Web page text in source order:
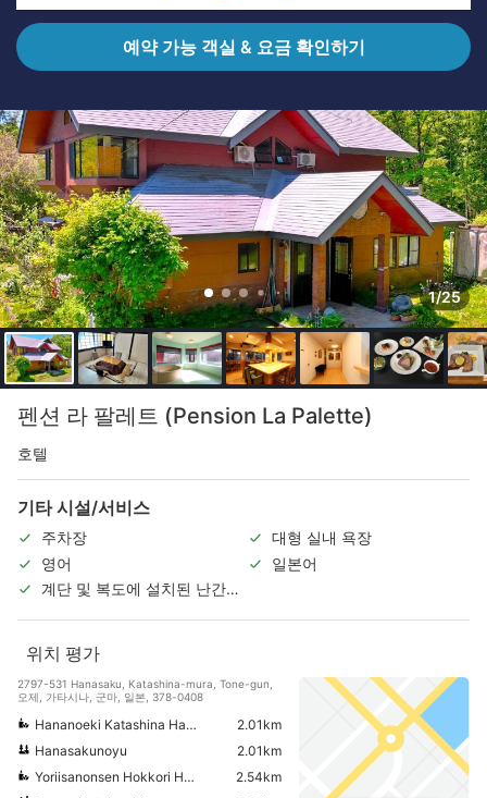
예약 가능 객실 & 요금 확인하기
1/25
펜션 라 팔레트 (Pension La Palette)
호텔
기타 시설/서비스
주차장
대형 실내 욕장
영어
일본어
계단 및 복도에 설치된 난간/
위치 평가
2797-531 Hanasaku, Katashina-mura, Tone-gun,
오제, 가타시나, 군마, 일본, 378-0408
Hananoeki Katashina Hanasaku Hot Spring
2.01km
Hanasakunoyu
2.01km
Yoriisanonsen Hokkori Hot Spring
2.54km